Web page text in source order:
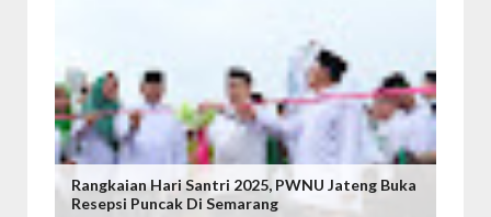
Rangkaian Hari Santri 2025, PWNU Jateng Buka
Resepsi Puncak Di Semarang